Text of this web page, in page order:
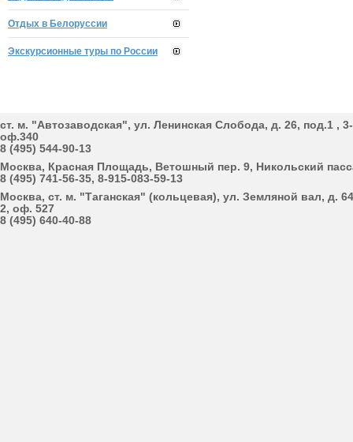
Отдых в Белоруссии
Экскурсионные туры по России
cт. м. "Автозаводская", ул. Ленинская Cлобода, д. 26, под.1 ,
оф.340
8 (495) 544-90-13
Москва, Красная Площадь, Ветошный пер. 9, Никольский
8 (495) 741-56-35, 8-915-083-59-13
Москва, cт. м. "Таганская" (кольцевая), ул. Земляной вал, д.
2, оф. 527
8 (495) 640-40-88